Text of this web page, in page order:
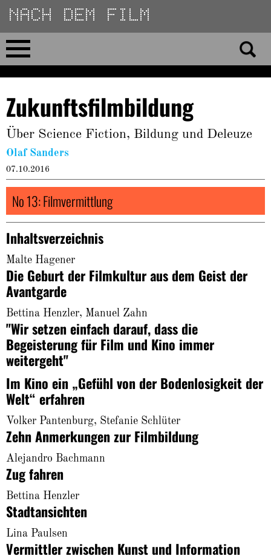
Direkt
zum
Inhalt
Home
No 23
No 01–22
Essays
Reviews
Archiv
About
Zukunftsfilmbildung
Über Science Fiction, Bildung und Deleuze
Olaf Sanders
07.10.2016
No 13: Filmvermittlung
Inhaltsverzeichnis
Malte Hagener
Die Geburt der Filmkultur aus dem Geist der
Avantgarde
Bettina Henzler, Manuel Zahn
"Wir setzen einfach darauf, dass die
Begeisterung für Film und Kino immer
weitergeht"
Im Kino ein „Gefühl von der Bodenlosigkeit der
Welt“ erfahren
Volker Pantenburg, Stefanie Schlüter
Zehn Anmerkungen zur Filmbildung
Alejandro Bachmann
Zug fahren
Bettina Henzler
Stadtansichten
Lina Paulsen
Vermittler zwischen Kunst und Information